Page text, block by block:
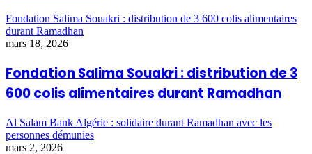
Fondation Salima Souakri : distribution de 3 600 colis alimentaires
durant Ramadhan
mars 18, 2026
Fondation Salima Souakri : distribution de 3
600 colis alimentaires durant Ramadhan
Al Salam Bank Algérie : solidaire durant Ramadhan avec les
personnes démunies
mars 2, 2026